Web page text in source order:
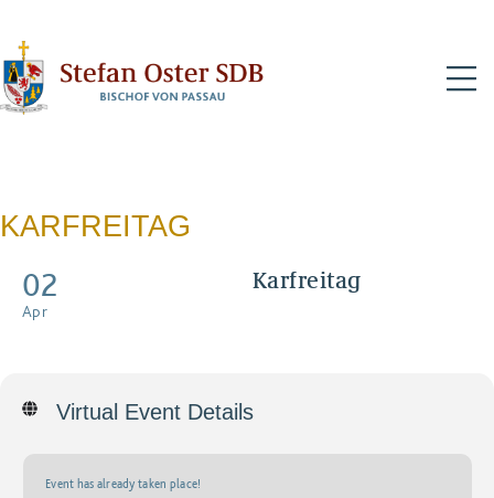
KARFREITAG
02
Apr
Karfreitag
Virtual Event Details
Event has already taken place!